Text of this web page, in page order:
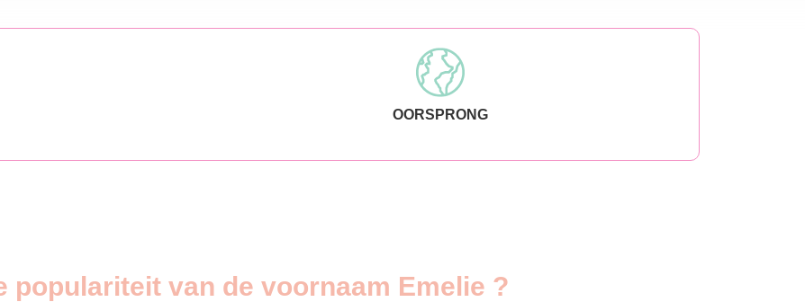
OORSPRONG
populariteit van de voornaam Emelie ?